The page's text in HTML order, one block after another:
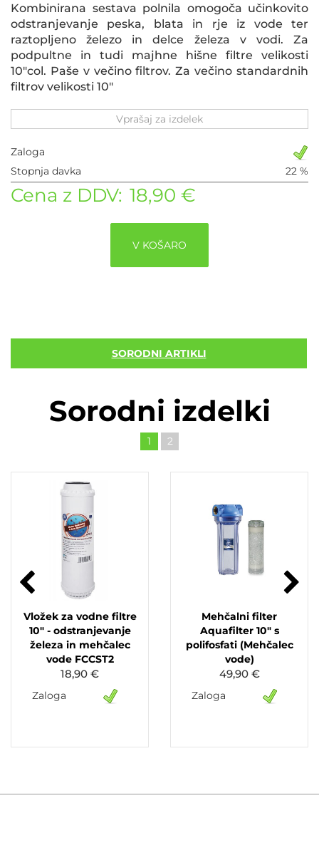
Kombinirana sestava polnila omogoča učinkovito
odstranjevanje peska, blata in rje iz vode ter
raztopljeno železo in delce železa v vodi. Za
podpultne in tudi majhne hišne filtre velikosti
10"col. Paše v večino filtrov. Za večino standardnih
filtrov velikosti 10"
Vprašaj za izdelek
Zaloga
Stopnja davka
22 %
Cena z DDV: 18,90 €
V KOŠARO
SORODNI ARTIKLI
Sorodni izdelki
1 2
Vložek za vodne filtre
10" - odstranjevanje
železa in mehčalec
vode FCCST2
18,90 €
Zaloga
Mehčalni filter
Aquafilter 10" s
polifosfati (Mehčalec
vode)
49,90 €
Zaloga